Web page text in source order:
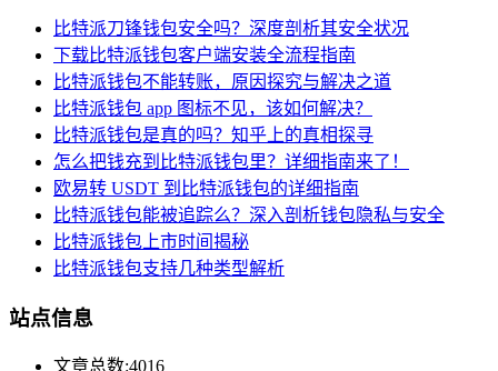
比特派刀锋钱包安全吗？深度剖析其安全状况
下载比特派钱包客户端安装全流程指南
比特派钱包不能转账，原因探究与解决之道
比特派钱包 app 图标不见，该如何解决？
比特派钱包是真的吗？知乎上的真相探寻
怎么把钱充到比特派钱包里？详细指南来了！
欧易转 USDT 到比特派钱包的详细指南
比特派钱包能被追踪么？深入剖析钱包隐私与安全
比特派钱包上市时间揭秘
比特派钱包支持几种类型解析
站点信息
文章总数:4016